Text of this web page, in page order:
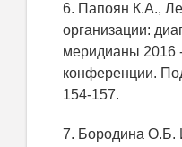
6. Папоян К.А.,
организации:
меридианы 2016
конференции.
154-157.
7. Бородина О.Б.